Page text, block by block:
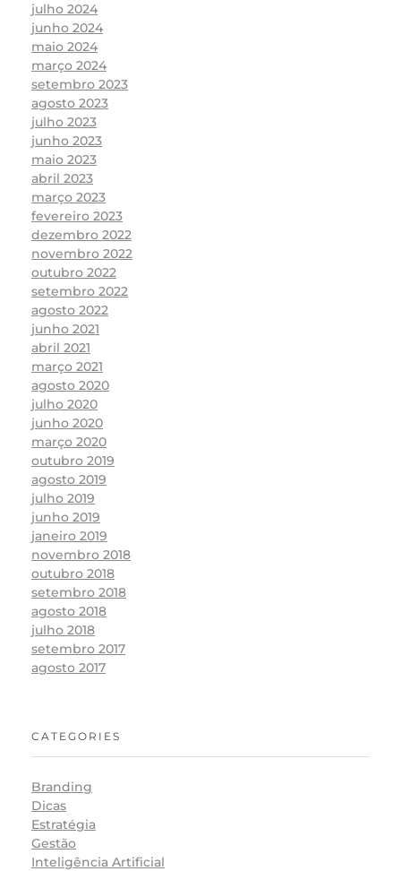
julho 2024
junho 2024
maio 2024
março 2024
setembro 2023
agosto 2023
julho 2023
junho 2023
maio 2023
abril 2023
março 2023
fevereiro 2023
dezembro 2022
novembro 2022
outubro 2022
setembro 2022
agosto 2022
junho 2021
abril 2021
março 2021
agosto 2020
julho 2020
junho 2020
março 2020
outubro 2019
agosto 2019
julho 2019
junho 2019
janeiro 2019
novembro 2018
outubro 2018
setembro 2018
agosto 2018
julho 2018
setembro 2017
agosto 2017
CATEGORIES
Branding
Dicas
Estratégia
Gestão
Inteligência Artificial